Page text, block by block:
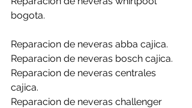
bogota.
Reparacion de neveras abba cajica.
Reparacion de neveras bosch cajica.
Reparacion de neveras centrales
cajica.
Reparacion de neveras challenger